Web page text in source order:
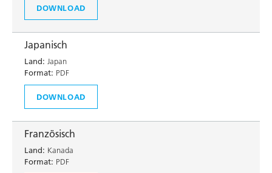
DOWNLOAD
Japanisch
Land: Japan
Format: PDF
DOWNLOAD
Französisch
Land: Kanada
Format: PDF